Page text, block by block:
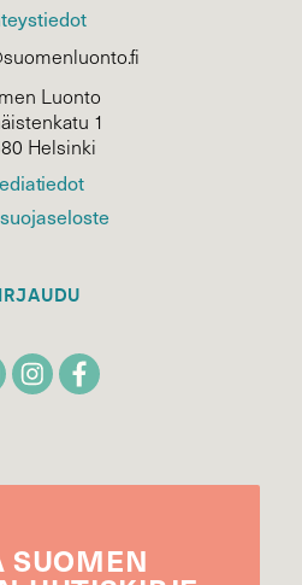
Luonto
1
Helsinki
SUOMEN